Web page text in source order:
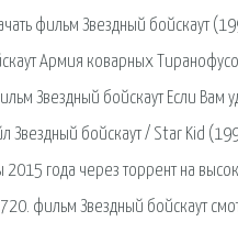
фильм Звездный бойскаут
Армия коварных
Звездный бойскаут Если Вам
Звездный бойскаут / Star Kid
года через торрент на
фильм Звездный бойскаут